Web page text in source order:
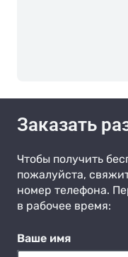
Заказать
Чтобы получить
пожалуйста,
номер телефона.
в рабочее время:
Ваше имя